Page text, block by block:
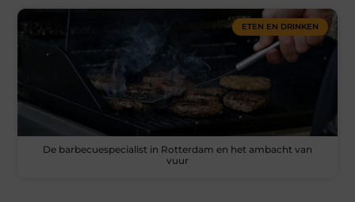
ETEN EN DRINKEN
De barbecuespecialist in Rotterdam en het ambacht van
vuur